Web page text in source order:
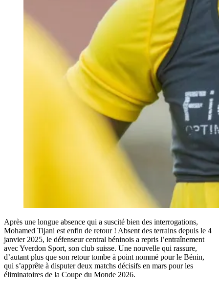
Après une longue absence qui a suscité bien des interrogations,
Mohamed Tijani est enfin de retour ! Absent des terrains depuis le 4
janvier 2025, le défenseur central béninois a repris l’entraînement
avec Yverdon Sport, son club suisse. Une nouvelle qui rassure,
d’autant plus que son retour tombe à point nommé pour le Bénin,
qui s’apprête à disputer deux matchs décisifs en mars pour les
éliminatoires de la Coupe du Monde 2026.